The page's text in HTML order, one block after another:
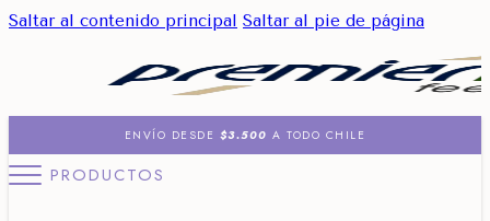
Saltar al contenido principal Saltar al pie de página
ENVÍO DESDE $3.500 A TODO CHILE
PRODUCTOS